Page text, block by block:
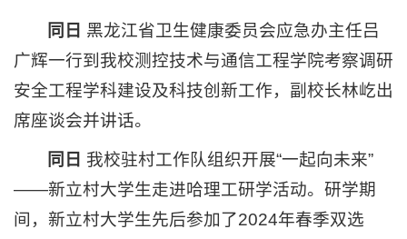
同日 黑龙江省卫生健康委员会应急办主任吕
广辉一行到我校测控技术与通信工程学院考察调研
安全工程学科建设及科技创新工作，副校长林屹出
席座谈会并讲话。
同日 我校驻村工作队组织开展“一起向未来”
——新立村大学生走进哈理工研学活动。研学期
间，新立村大学生先后参加了2024年春季双选